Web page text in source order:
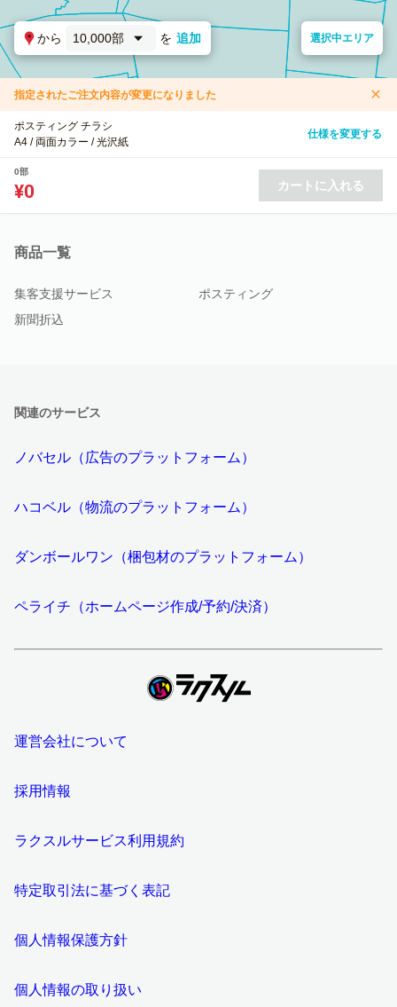
から 10,000部 を 追加 選択中エリア
指定されたご注文内容が変更になりました
ポスティング チラシ
A4 / 両面カラー / 光沢紙
仕様を変更する
0部
¥0 カートに入れる
商品一覧
集客支援サービス
ポスティング
新聞折込
関連のサービス
ノバセル（広告のプラットフォーム）
ハコベル（物流のプラットフォーム）
ダンボールワン（梱包材のプラットフォーム）
ペライチ（ホームページ作成/予約/決済）
運営会社について
採用情報
ラクスルサービス利用規約
特定取引法に基づく表記
個人情報保護方針
個人情報の取り扱い